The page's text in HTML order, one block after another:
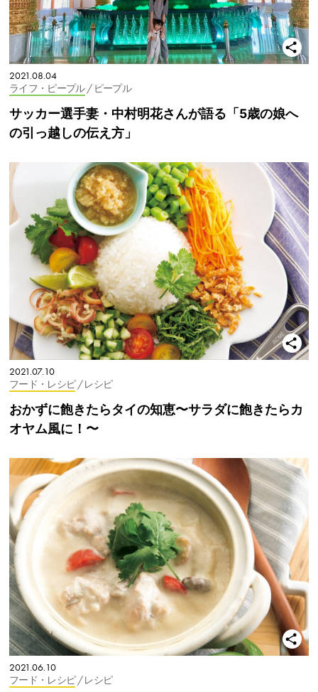
2021.08.04
ライフ・ピープル/ ピープル
サッカー選手妻・中村明花さんが語る「5歳の娘へ
の引っ越しの伝え方」
2021.07.10
フード・レシピ / レシピ
おかずに飽きたらタイの知恵〜サラダに飽きたらカ
オヤム風に！〜
2021.06.10
フード・レシピ / レシピ